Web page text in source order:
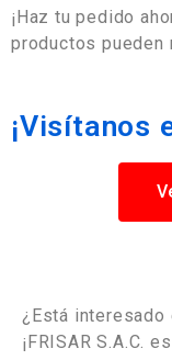
¡Haz tu pedido
productos pueden
¡Visítanos
¿Está interesado
¡FRISAR S.A.C.